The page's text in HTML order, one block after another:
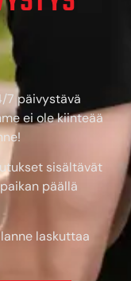
7 päivystävä
ei ole kiinteää
sisältävät
päällä
laskuttaa